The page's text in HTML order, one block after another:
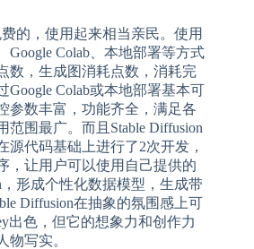
的，使用起来相当亲民。使用
Google Colab、本地部署等方式
数，生成图消耗点数，消耗完
Google Colab或本地部署基本可
参数丰富，功能齐全，满足各
围最广。而且Stable Diffusion
源代码基础上进行了2次开发，
，让用户可以使用自己提供的
，形成个性化数据模型，生成带
Diffusion在抽象的氛围感上可
出色，但它的想象力和创作力
物写实。